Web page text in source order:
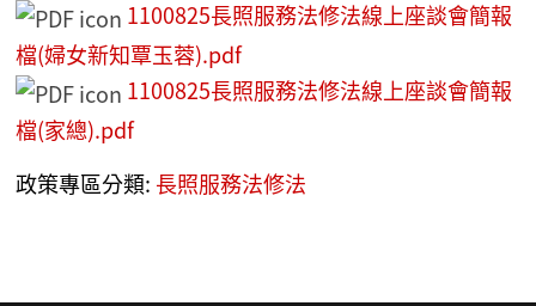
1100825長照服務法修法線上座談會簡報
檔(婦女新知覃玉蓉).pdf
1100825長照服務法修法線上座談會簡報
檔(家總).pdf
政策專區分類: 長照服務法修法